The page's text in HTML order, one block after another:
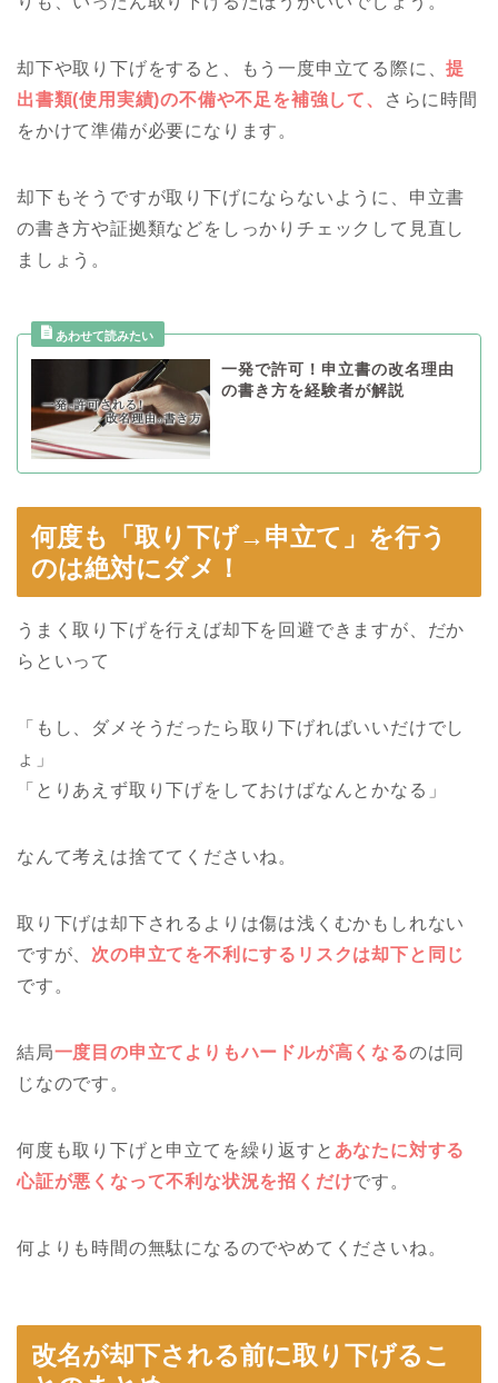
却下や取り下げをすると、もう一度申立てる際に、提
出書類(使用実績)の不備や不足を補強して、
さらに時間
をかけて準備が必要になります。
却下もそうですが取り下げにならないように、申立書
の書き方や証拠類などをしっかりチェックして見直し
ましょう。
一発で許可！申立書の改名理由
の書き方を経験者が解説
何度も「取り下げ→申立て」を行う
のは絶対にダメ！
うまく取り下げを行えば却下を回避できますが、だか
らといって
「もし、ダメそうだったら取り下げればいいだけでし
ょ」
「とりあえず取り下げをしておけばなんとかなる」
なんて考えは捨ててくださいね。
取り下げは却下されるよりは傷は浅くむかもしれない
ですが、 次の申立てを不利にするリスクは却下と同じ
です。
結局一度目の申立てよりもハードルが高くなるのは同
じなのです。
何度も取り下げと申立てを繰り返すと あなたに対する
心証が悪くなって不利な状況を招くだけです。
何よりも時間の無駄になるのでやめてくださいね。
改名が却下される前に取り下げるこ